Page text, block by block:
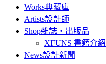
Works典藏庫
Artists設計師
Shop雜誌‧出版品
XFUNS 書籍介紹
News設計新聞